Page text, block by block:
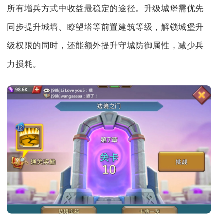
所有增兵方式中收益最稳定的途径。升级城堡需优先
同步提升城墙、瞭望塔等前置建筑等级，解锁城堡升
级权限的同时，还能额外提升守城防御属性，减少兵
力损耗。